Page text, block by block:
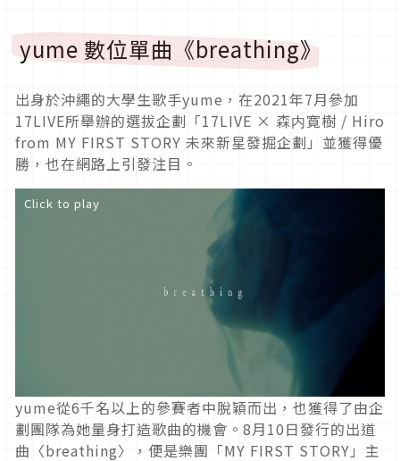
yume 數位單曲《breathing》
出身於沖繩的大學生歌手yume，在2021年7月參加
17LIVE所舉辦的選拔企劃「17LIVE × 森内寛樹 / Hiro
from MY FIRST STORY 未來新星發掘企劃」並獲得優
勝，也在網路上引發注目。
Click to play
yume從6千名以上的參賽者中脫穎而出，也獲得了由企
劃團隊為她量身打造歌曲的機會。8月10日發行的出道
曲〈breathing〉，便是樂團「MY FIRST STORY」主